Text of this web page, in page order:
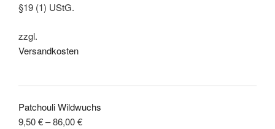
§19 (1) UStG.
zzgl.
Versandkosten
Patchouli Wildwuchs
9,50€–86,00€